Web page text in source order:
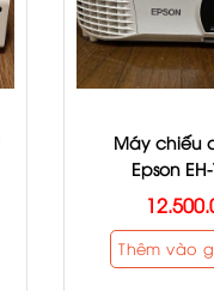
Máy chiếu
Epson
Thêm vào